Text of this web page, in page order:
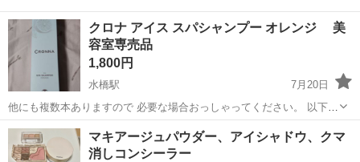
クロナ アイス スパシャンプー オレンジ 美
容室専売品
1,800円
水橋駅
7月20日
他にも複数本ありますので 必要な場合おっしゃってください。 以下説
明文HPより抜粋 すっきり、ひんやり。氷点下泡でリフレッシュ! シュ
ワッと瞬間冷却! 暑さと頭皮のお悩みに氷点下炭酸シャンプー。 固
形...
富山 富山市 水橋駅 ヘアケア
マキアージュパウダー、アイシャドウ、クマ
消しコンシーラー